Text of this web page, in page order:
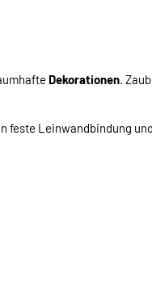
Dekorationen.
feste Leinwandbindung